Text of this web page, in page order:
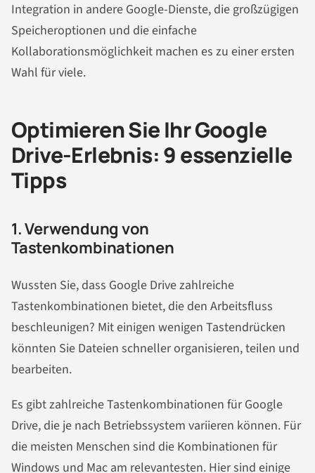
Integration in andere Google-Dienste, die großzügigen
Speicheroptionen und die einfache
Kollaborationsmöglichkeit machen es zu einer ersten
Wahl für viele.
Optimieren Sie Ihr Google
Drive-Erlebnis: 9 essenzielle
Tipps
1. Verwendung von
Tastenkombinationen
Wussten Sie, dass Google Drive zahlreiche
Tastenkombinationen bietet, die den Arbeitsfluss
beschleunigen? Mit einigen wenigen Tastendrücken
könnten Sie Dateien schneller organisieren, teilen und
bearbeiten.
Es gibt zahlreiche Tastenkombinationen für Google
Drive, die je nach Betriebssystem variieren können. Für
die meisten Menschen sind die Kombinationen für
Windows und Mac am relevantesten. Hier sind einige